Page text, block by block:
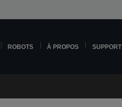
ROBOTS À PROPOS SUPPORT